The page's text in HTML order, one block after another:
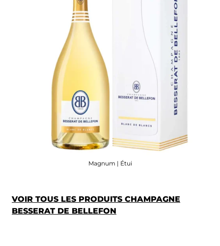
Magnum | Étui
VOIR TOUS LES PRODUITS CHAMPAGNE
BESSERAT DE BELLEFON